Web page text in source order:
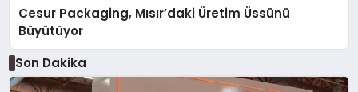
Cesur Packaging, Mısır’daki Üretim Üssünü
Büyütüyor
Son Dakika